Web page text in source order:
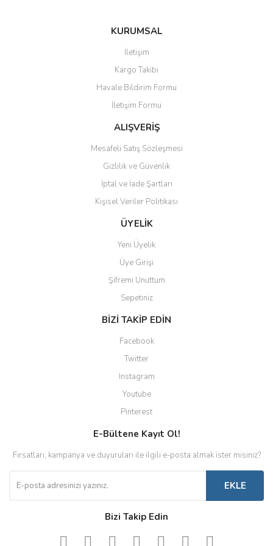
Gönder
KURUMSAL
İletişim
Kargo Takibi
Havale Bildirim Formu
İletişim Formu
ALIŞVERİŞ
Mesafeli Satış Sözleşmesi
Gizlilik ve Güvenlik
İptal ve İade Şartları
Kişisel Veriler Politikası
ÜYELİK
Yeni Üyelik
Üye Girişi
Şifremi Unuttum
Sepetiniz
BİZİ TAKİP EDİN
Facebook
Twitter
Instagram
Youtube
Pinterest
E-Bültene Kayıt Ol!
Fırsatları, kampanya ve duyuruları ile ilgili e-posta almak ister misiniz?
EKLE
Bizi Takip Edin